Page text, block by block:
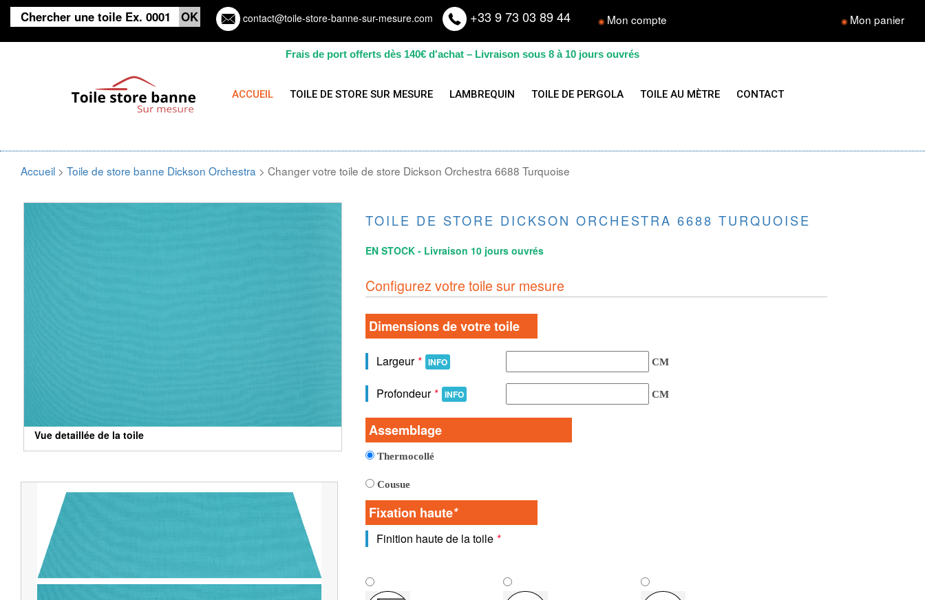
contact@toile-store-banne-sur-mesure.com +33 9 73 03 89 44 ◉ Mon compte ◉ Mon panier
Frais de port offerts dès 140€ d'achat – Livraison sous 8 à 10 jours ouvrés
ACCUEIL TOILE DE STORE SUR MESURE LAMBREQUIN TOILE DE PERGOLA TOILE AU MÈTRE CONTACT
Accueil >Toile de store banne Dickson Orchestra > Changer votre toile de store Dickson Orchestra 6688 Turquoise
Vue detaillée de la toile Vue detaillée de la toile
TOILE DE STORE DICKSON ORCHESTRA 6688 TURQUOISE
EN STOCK - Livraison 10 jours ouvrés
Configurez votre toile sur mesure
Dimensions de votre toile
Largeur * INFO CM
Profondeur * INFO CM
Assemblage
Thermocollé
Cousue
Fixation haute*
Finition haute de la toile *